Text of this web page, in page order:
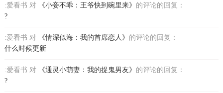
:爱看书 对 《小妾不乖：王爷快到碗里来》 的评论的回复：
?
:爱看书 对 《情深似海：我的首席恋人》 的评论的回复：
什么时候更新
:爱看书 对 《通灵小萌妻：我的捉鬼男友》 的评论的回复：
?